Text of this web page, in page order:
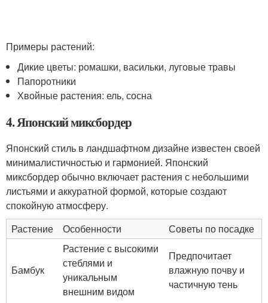
Примеры растений:
Дикие цветы: ромашки, васильки, луговые травы
Папоротники
Хвойные растения: ель, сосна
4. Японский миксбордер
Японский стиль в ландшафтном дизайне известен своей
минималистичностью и гармонией. Японский
миксбордер обычно включает растения с небольшими
листьями и аккуратной формой, которые создают
спокойную атмосферу.
Растение
Особенности Советы по посадке
Бамбук
Растение с высокими
стеблями и
уникальным
внешним видом
Предпочитает
влажную почву и
частичную тень